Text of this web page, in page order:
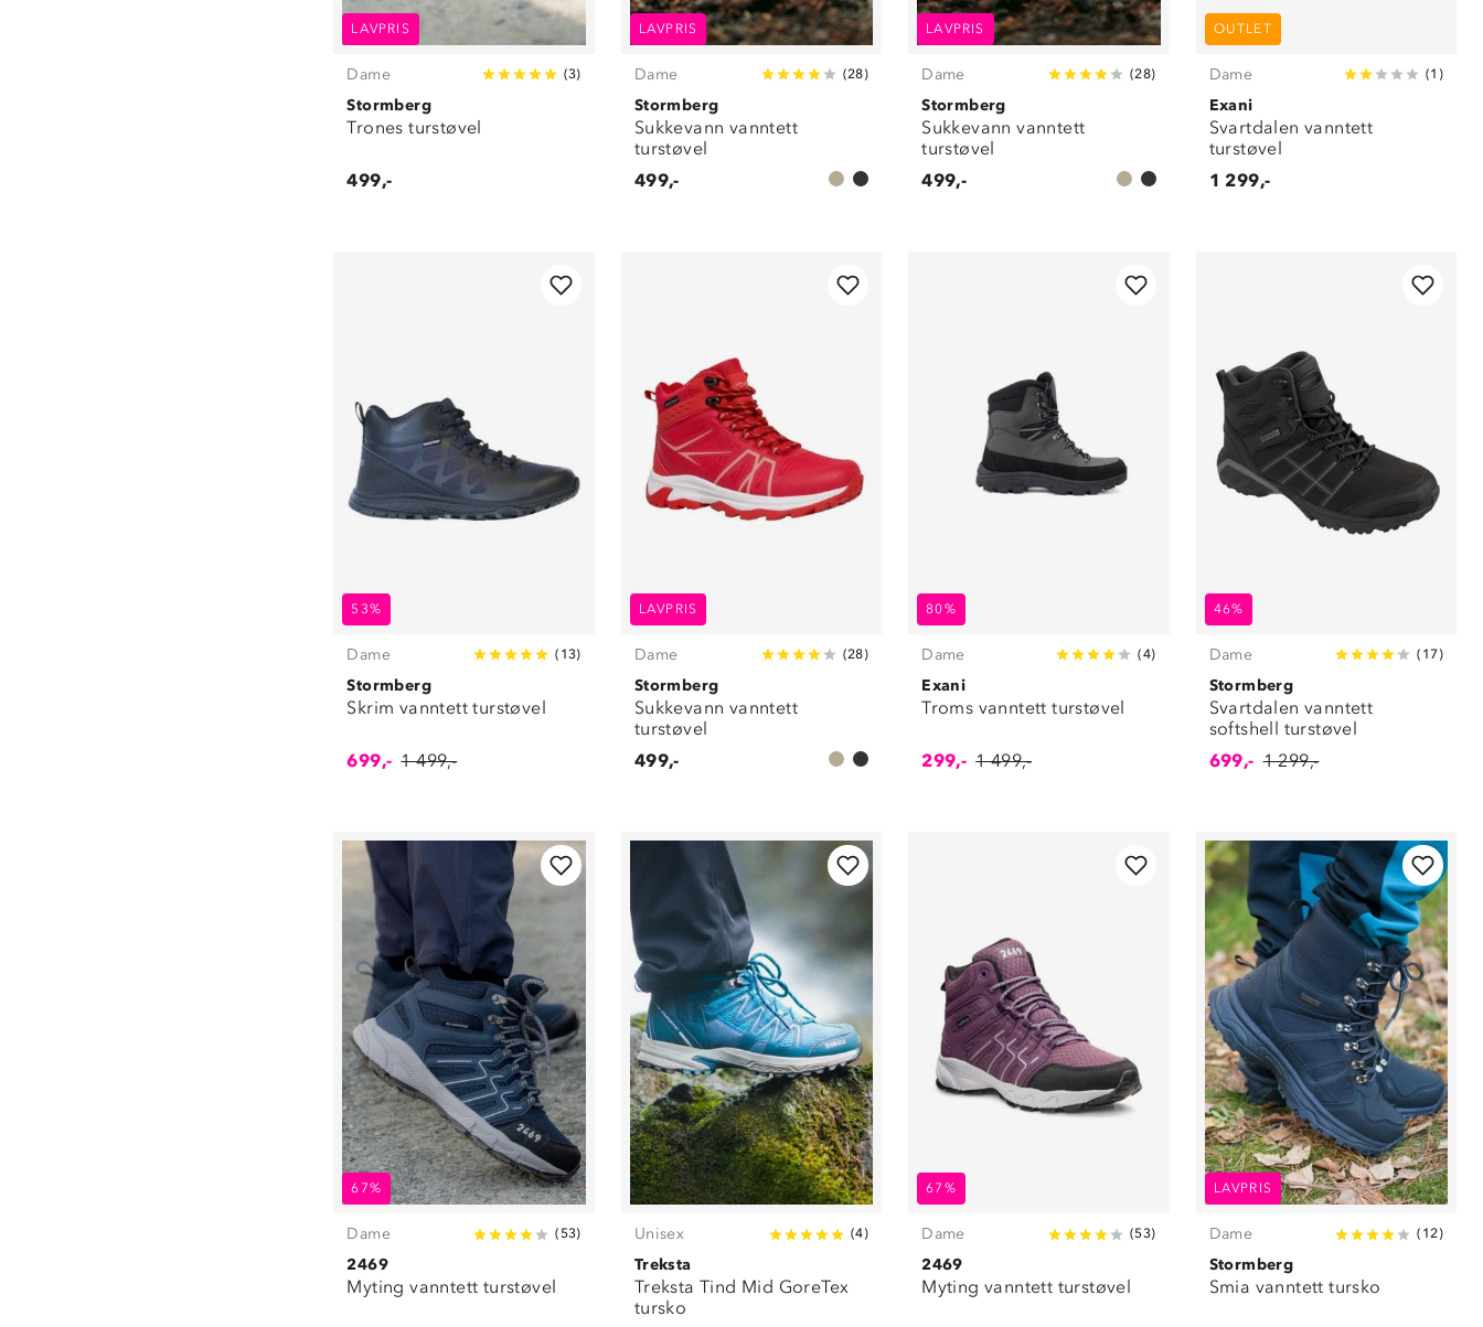
LAVPRIS
Dame (3)
Stormberg
Trones turstøvel
499,-
LAVPRIS
Dame (28)
Stormberg
Sukkevann vanntett
turstøvel
499,-
LAVPRIS
Dame (28)
Stormberg
Sukkevann vanntett
turstøvel
499,-
OUTLET
Dame (1 )
Exani
Svartdalen vanntett
turstøvel
1 299,-
53%
Dame ( 13)
Stormberg
Skrim vanntett turstøvel
699,- 1 499,-
LAVPRIS
Dame (28)
Stormberg
Sukkevann vanntett
turstøvel
499,-
80%
Dame (4)
Exani
Troms vanntett turstøvel
299,- 1 499,-
46%
Dame ( 17)
Stormberg
Svartdalen vanntett
softshell turstøvel
699,- 1 299,-
67%
Dame (53)
2469
Myting vanntett turstøvel
Unisex (4)
Treksta
Treksta Tind Mid GoreTex
tursko
67%
Dame (53)
2469
Myting vanntett turstøvel
LAVPRIS
Dame ( 12)
Stormberg
Smia vanntett tursko